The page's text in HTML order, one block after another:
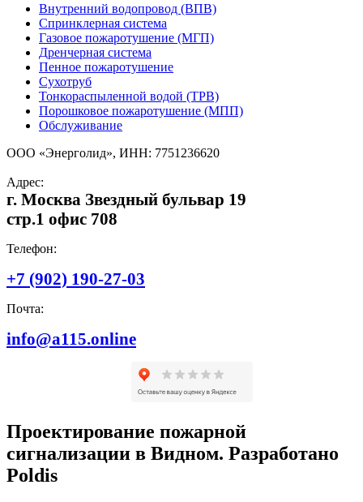
Внутренний водопровод (ВПВ)
Спринклерная система
Газовое пожаротушение (МГП)
Дренчерная система
Пенное пожаротушение
Сухотруб
Тонкораспыленной водой (ТРВ)
Порошковое пожаротушение (МПП)
Обслуживание
ООО «Энерголид», ИНН: 7751236620
Адрес:
г. Москва Звездный бульвар 19
стр.1 офис 708
Телефон:
+7 (902) 190-27-03
Почта:
info@a115.online
Проектирование пожарной
сигнализации в Видном. Разработано
Poldis